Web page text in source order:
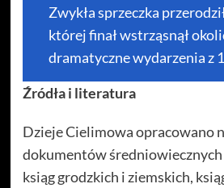
Zwykła sprzeczka
której finał wstrząsnął
dramatyczne wydarzenia z
Źródła i literatura
Dzieje Cielimowa opracowano
dokumentów
ksiąg grodzkich i ziemskich,